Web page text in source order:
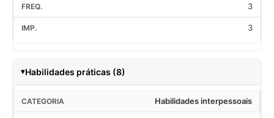
3
3
Habilidades práticas (8)
Habilidades interpessoais